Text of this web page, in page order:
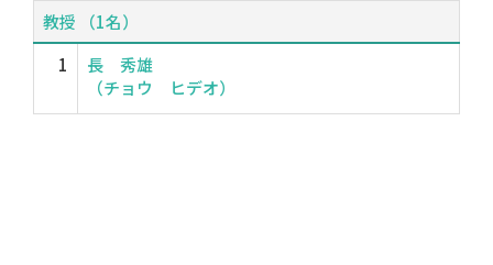
教授 （1名）
1
長 秀雄
（チョウ ヒデオ）